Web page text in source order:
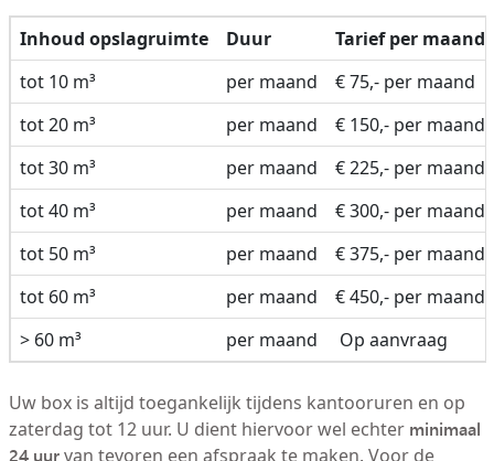
Inhoud opslagruimte Duur
Tarief per maand
tot 10 m³
per maand
€ 75,- per maand
tot 20 m³
per maand
€ 150,- per maand
tot 30 m³
per maand
€ 225,- per maand
tot 40 m³
per maand
€ 300,- per maand
tot 50 m³
per maand
€ 375,- per maand
tot 60 m³
per maand
€ 450,- per maand
> 60 m³
per maand Op aanvraag
Uw box is altijd toegankelijk tijdens kantooruren en op
zaterdag tot 12 uur. U dient hiervoor wel echter minimaal
24 uurvan tevoren een afspraak te maken. Voor de